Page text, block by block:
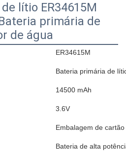
lítio ER34615M
primária de
de água
ER34615M
Bateria primária de
14500 mAh
3.6V
Embalagem de
Bateria de alta